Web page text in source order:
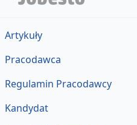
Artykuły
Pracodawca
Regulamin Pracodawcy
Kandydat